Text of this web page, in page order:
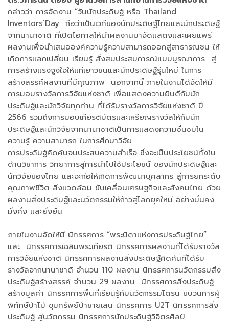
กล่าวว่า การจัดงาน “วันนักประดิษฐ์ หรือ Thailand
Inventors’Day ถือว่าเป็นเวทีของนักประดิษฐ์ไทยและนักประดิษฐ์
จากนานาชาติ ที่เปิดโอกาสให้นำผลงานมาจัดแสดงและเผยแพร่
ผลงานเพื่อนำเสนอองค์ความรู้ความสามารถออกสู่สาธารณชน ให้
เกิดการแลกเปลี่ยน เรียนรู้ สั่งสมประสบการณ์แบบบูรณาการ สู่
การสร้างแรงจูงใจให้แก่เยาวชนและนักประดิษฐ์รุ่นใหม่ ในการ
สร้างสรรค์ผลงานที่มีคุณภาพ นอกจากนี้ ภายในงานได้จัดให้มี
การมอบรางวัลการวิจัยแห่งชาติ เพื่อแสดงความยินดีกับนัก
ประดิษฐ์และนักวิจัยทุกท่าน ที่ได้รับรางวัลการวิจัยแห่งชาติ ปี
2566 รวมถึงการมอบเกียรติบัตรและเหรียญรางวัลให้กับนัก
ประดิษฐ์และนักวิจัยจากนานาชาติเป็นการแสดงความชื่นชมใน
ความรู้ ความสามารถ ในการศึกษาวิจัย
การประดิษฐ์คิดค้นจนประสบความสำเร็จ ซึ่งจะเป็นประโยชน์ทั้งใน
ด้านวิชาการ วิทยาการสู่การนำไปใช้ประโยชน์ ของนักประดิษฐ์และ
นักวิจัยของไทย และจะก่อให้เกิดการพัฒนาบุคลากร สู่การยกระดับ
คุณภาพชีวิต สิ่งแวดล้อม ขับเคลื่อนเศรษฐกิจและสังคมไทย ด้วย
ผลงานสิ่งประดิษฐ์และนวัตกรรมให้ก้าวสู่โลกยุคใหม่ อย่างมั่นคง
มั่งคั่ง และยั่งยืน
ภายในงานจัดให้มี นิทรรศการ “พระบิดาแห่งการประดิษฐ์ไทย”
และ นิทรรศการเฉลิมพระเกียรติ นิทรรศการผลงานที่ได้รับรางวัล
การวิจัยแห่งชาติ นิทรรศการผลงานสิ่งประดิษฐ์คิดค้นที่ได้รับ
รางวัลจากนานาชาติ จำนวน 110 ผลงาน นิทรรศการนวัตกรรมสิ่ง
ประดิษฐ์สร้างสรรค์ จำนวน 29 ผลงาน นิทรรศการสิ่งประดิษฐ์
สร้างมูลค่า นิทรรศการพื้นที่เรียนรู้กับนวัตกรรมโดรน ขบวนการผู้
พิทักษ์ป่าไม้ ขุมทรัพย์ป่าชายเลน นิทรรศการ U2T นิทรรศการสิ่ง
ประดิษฐ์ สู่นวัตกรรม นิทรรศการนักประดิษฐ์วิจิตรศิลป์